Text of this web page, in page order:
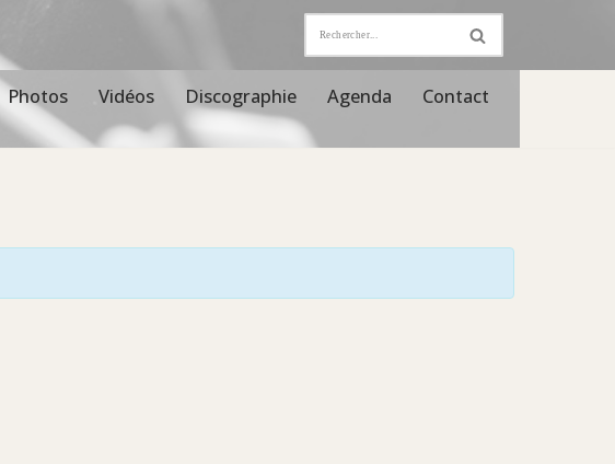
Photos Vidéos Discographie Agenda Contact